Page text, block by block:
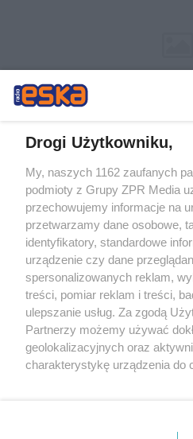
Żaden utwór zamieszczony w serwisie
rozpowszechniany lub dalej
tym także elektroniczny lub
eksploatacji w jakiejkolwiek formie,
Internecie bez pisemnej zgody
wykorzystanie utworów w całości lub
tzn. bez właściwej zgody, jest
ścigane prawnie.
Drogi Użytkowniku,
My, naszych 1162 zaufanych
podmioty z Grupy ZPR Media
przechowujemy informacje na
przetwarzamy dane osobowe,
identyfikatory, standardowe
urządzenie czy dane
spersonalizowanych reklam,
treści, pomiar reklam i treści,
ulepszanie usług. Za zgodą
Partnerzy możemy używać
geolokalizacyjnych oraz
charakterystykę urządzenia do
zmienić/wycofać klikając